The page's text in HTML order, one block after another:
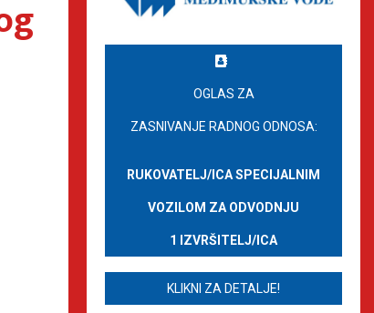
OGLAS ZA
ZASNIVANJE RADNOG ODNOSA:
RUKOVATELJ/ICA SPECIJALNIM
VOZILOM ZA ODVODNJU
1 IZVRŠITELJ/ICA
KLIKNI ZA DETALJE!